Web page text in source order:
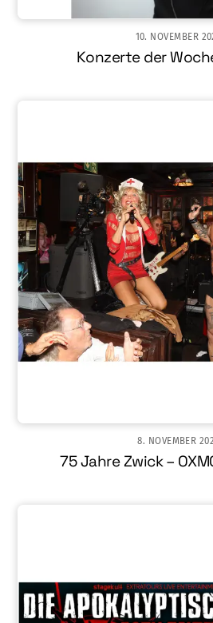
10. NOVEMBER
Konzerte der
8. NOVEMBER
75 Jahre Zwick –